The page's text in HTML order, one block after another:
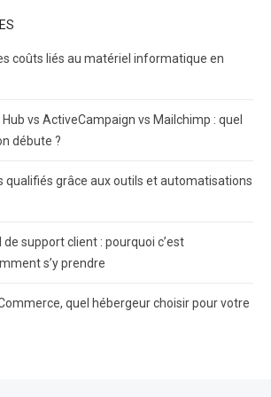
coûts liés au matériel informatique en
vs ActiveCampaign vs Mailchimp : quel
débute ?
qualifiés grâce aux outils et automatisations
support client : pourquoi c’est
s’y prendre
quel hébergeur choisir pour votre